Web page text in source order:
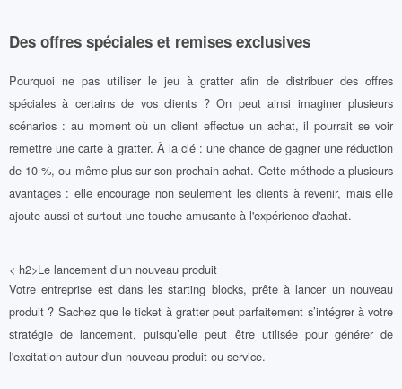
Des offres spéciales et remises exclusives
Pourquoi ne pas utiliser le jeu à gratter afin de distribuer des offres
spéciales à certains de vos clients ? On peut ainsi imaginer plusieurs
scénarios : au moment où un client effectue un achat, il pourrait se voir
remettre une carte à gratter. À la clé : une chance de gagner une réduction
de 10 %, ou même plus sur son prochain achat. Cette méthode a plusieurs
avantages : elle encourage non seulement les clients à revenir, mais elle
ajoute aussi et surtout une touche amusante à l'expérience d'achat.
< h2>Le lancement d’un nouveau produit
Votre entreprise est dans les starting blocks, prête à lancer un nouveau
produit ? Sachez que le ticket à gratter peut parfaitement s’intégrer à votre
stratégie de lancement, puisqu’elle peut être utilisée pour générer de
l'excitation autour d'un nouveau produit ou service.